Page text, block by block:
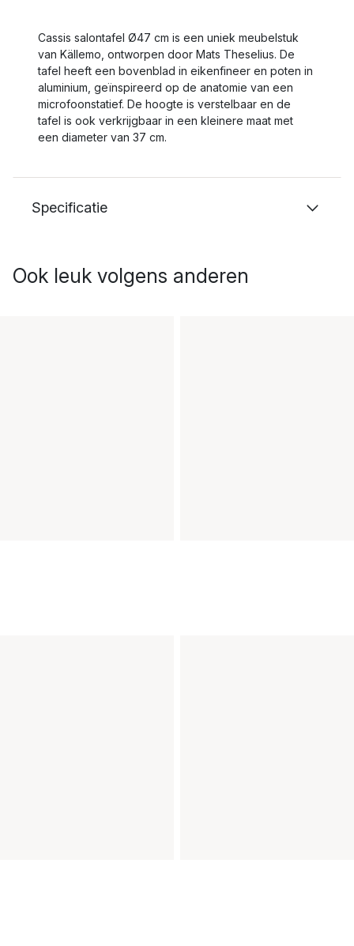
Cassis salontafel Ø47 cm is een uniek meubelstuk
van Källemo, ontworpen door Mats Theselius. De
tafel heeft een bovenblad in eikenfineer en poten in
aluminium, geïnspireerd op de anatomie van een
microfoonstatief. De hoogte is verstelbaar en de
tafel is ook verkrijgbaar in een kleinere maat met
een diameter van 37 cm.
Specificatie
Ook leuk volgens anderen